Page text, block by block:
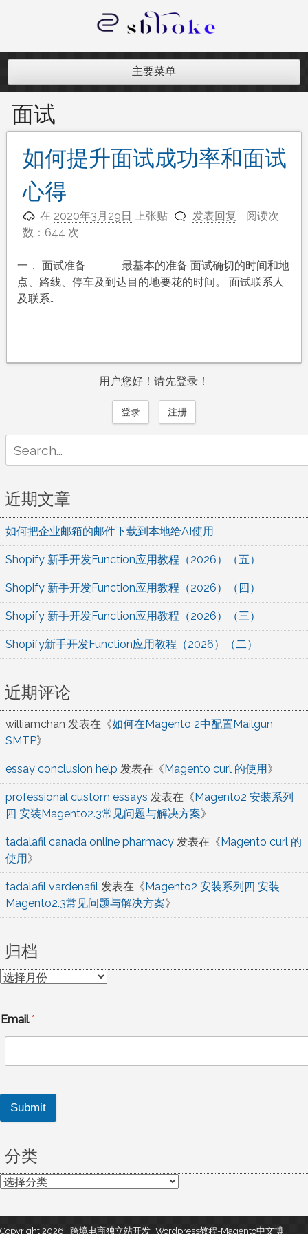
内
记录跨境电商独立站开发遇到的点点
主要菜单
面试
如何提升面试成功率和面试
心得
在 2020年3月29日 上张贴 发表回复
阅读次
数：644 次
一． 面试准备 最基本的准备 面试确切的时间和地
点、路线、停车及到达目的地要花的时间。 面试联系人
及联系…
用户您好！请先登录！
登录 注册
for:
近期文章
如何把企业邮箱的邮件下载到本地给AI使用
Shopify 新手开发Function应用教程（2026）（五）
Shopify 新手开发Function应用教程（2026）（四）
Shopify 新手开发Function应用教程（2026）（三）
Shopify新手开发Function应用教程（2026）（二）
近期评论
williamchan 发表在《如何在Magento 2中配置Mailgun
SMTP》
essay conclusion help 发表在《Magento curl 的使用》
professional custom essays 发表在《Magento2 安装系列
四 安装Magento2.3常见问题与解决方案》
tadalafil canada online pharmacy 发表在《Magento curl 的
使用》
tadalafil vardenafil 发表在《Magento2 安装系列四 安装
Magento2.3常见问题与解决方案》
归档
归
Email*
Submit
分类
分
Copyright 2026 , 跨境电商独立站开发_Wordpress教程-Magento中文博